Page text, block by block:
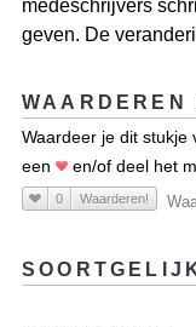
medeschrijvers
geven. De
WAARDEREN
Waardeer je dit stukje
een
en/of deel het
0 Waarderen!